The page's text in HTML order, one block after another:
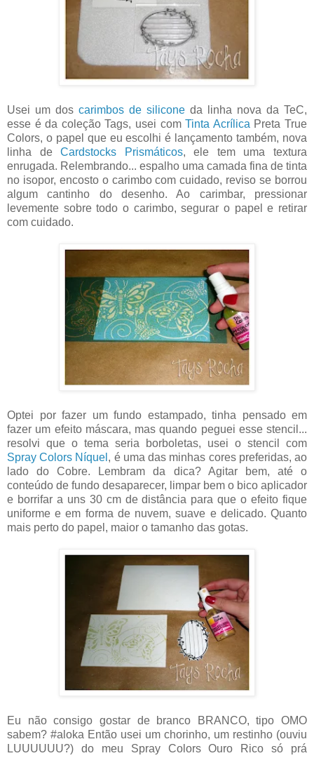
Usei um dos carimbos de silicone da linha nova da TeC,
esse é da coleção Tags, usei comTinta Acrílica Preta True
Colors, o papel que eu escolhi é lançamento também, nova
linha deCardstocks Prismáticos, ele tem uma textura
enrugada. Relembrando... espalho uma camada fina de tinta
no isopor, encosto o carimbo com cuidado, reviso se borrou
algum cantinho do desenho. Ao carimbar, pressionar
levemente sobre todo o carimbo, segurar o papel e retirar
com cuidado.
Optei por fazer um fundo estampado, tinha pensado em
fazer um efeito máscara, mas quando peguei esse stencil...
resolvi que o tema seria borboletas, usei o stencil com
Spray Colors Níquel , é uma das minhas cores preferidas, ao
lado do Cobre. Lembram da dica? Agitar bem, até o
conteúdo de fundo desaparecer, limpar bem o bico aplicador
e borrifar a uns 30 cm de distância para que o efeito fique
uniforme e em forma de nuvem, suave e delicado. Quanto
mais perto do papel, maior o tamanho das gotas.
Eu não consigo gostar de branco BRANCO, tipo OMO
sabem? #aloka Então usei um chorinho, um restinho (ouviu
LUUUUUU?) do meu Spray Colors Ouro Rico só prá